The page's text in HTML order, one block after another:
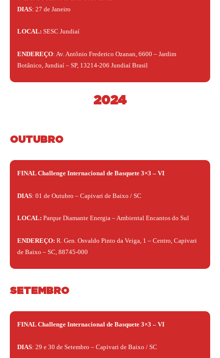
DIAS: 27 de Janeiro
LOCAL: SESC Jundiaí
ENDEREÇO: Av. Antônio Frederico Ozanan, 6600 – Jardim
Botânico, Jundiaí – SP, 13214-206 Jundiaí Brasil
2024
OUTUBRO
FINAL Challenge Internacional de Basquete 3×3 – VI
DIAS: 01 de Outubro – Capivari de Baixo / SC
LOCAL: Parque Diamante Energia – Ambiental Encantos do Sul
ENDEREÇO: R. Gen. Osvaldo Pinto da Veiga, 1 – Centro, Capivari
de Baixo – SC, 88745-000
SETEMBRO
FINAL Challenge Internacional de Basquete 3×3 – VI
DIAS: 29 e 30 de Setembro – Capivari de Baixo / SC